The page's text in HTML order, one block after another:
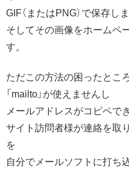
GIF（またはPNG）で保存しま
そしてその画像をホームペ
す。
ただこの方法の困ったとこ
「mailto」が使えませんし
メールアドレスがコピペで
サイト訪問者様が連絡を取
を
自分でメールソフトに打ち